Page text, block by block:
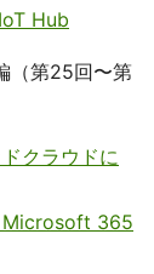
Hub
（第25回〜第
クラウドに
Microsoft 365